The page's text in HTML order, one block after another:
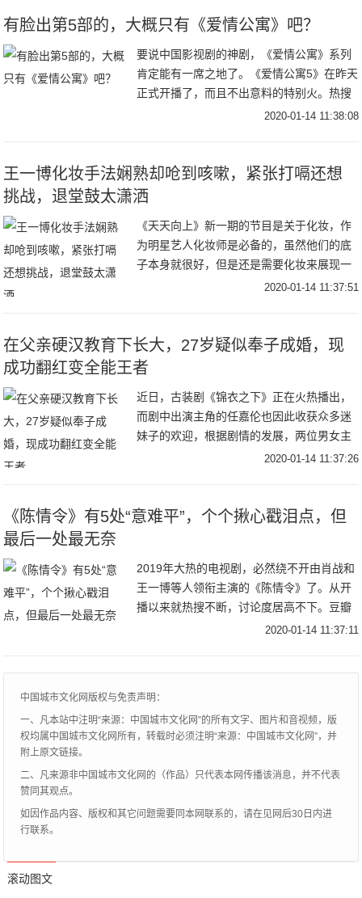
有脸出第5部的，大概只有《爱情公寓》吧？
要说中国影视剧的神剧，《爱情公寓》系列
肯定能有一席之地了。《爱情公寓5》在昨天
正式开播了，而且不出意料的特别火。热搜
上了好几个，全网的播放数据亮眼，热度第
2020-01-14 11:38:08
王一博化妆手法娴熟却呛到咳嗽，紧张打嗝还想
挑战，退堂鼓太潇洒
《天天向上》新一期的节目是关于化妆，作
为明星艺人化妆师是必备的，虽然他们的底
子本身就很好，但是还是需要化妆来展现一
个精致的自己。王一博在帮嘉宾化妆的过程
2020-01-14 11:37:51
在父亲硬汉教育下长大，27岁疑似奉子成婚，现
成功翻红变全能王者
近日，古装剧《锦衣之下》正在火热播出，
而剧中出演主角的任嘉伦也因此收获众多迷
妹子的欢迎，根据剧情的发展，两位男女主
角已经开始从日常互怼的模式向虐狗撒花的
2020-01-14 11:37:26
《陈情令》有5处“意难平”，个个揪心戳泪点，但
最后一处最无奈
2019年大热的电视剧，必然绕不开由肖战和
王一博等人领衔主演的《陈情令》了。从开
播以来就热搜不断，讨论度居高不下。豆瓣
评分从开播时的4.8分一路涨到8.2分，实力
2020-01-14 11:37:11
中国城市文化网版权与免责声明：
一、凡本站中注明“来源：中国城市文化网”的所有文字、图片和音视频，版
权均属中国城市文化网所有，转载时必须注明“来源：中国城市文化网”，并
附上原文链接。
二、凡来源非中国城市文化网的（作品）只代表本网传播该消息，并不代表
赞同其观点。
如因作品内容、版权和其它问题需要同本网联系的，请在见网后30日内进
行联系。
滚动图文